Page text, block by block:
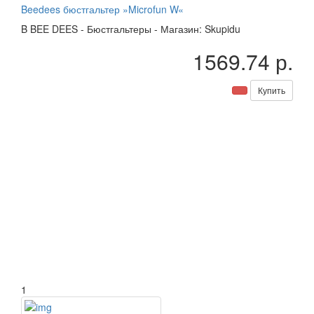
Beedees бюстгальтер »Microfun W«
B BEE DEES - Бюстгальтеры - Магазин: Skupidu
1569.74 р.
Купить
1